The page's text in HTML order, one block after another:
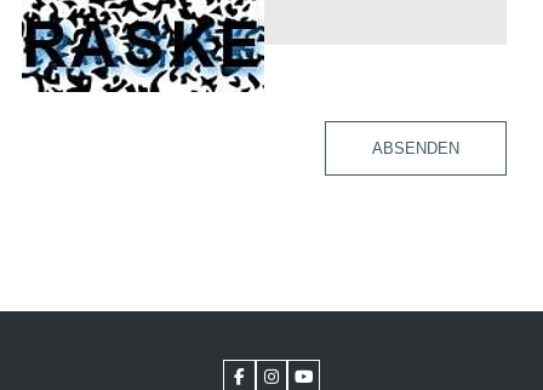
ABSENDEN